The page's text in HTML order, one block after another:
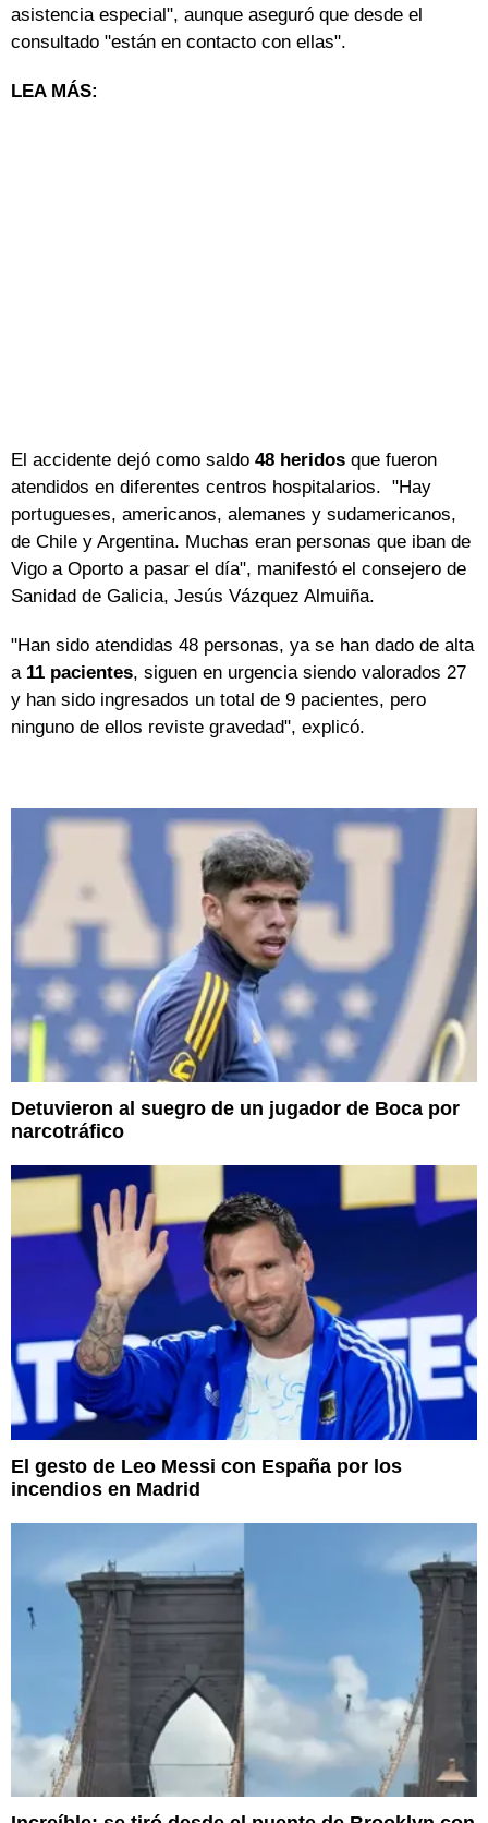
asistencia especial", aunque aseguró que desde el
consultado "están en contacto con ellas".
LEA MÁS:
El accidente dejó como saldo 48 heridos que fueron
atendidos en diferentes centros hospitalarios. "Hay
portugueses, americanos, alemanes y sudamericanos,
de Chile y Argentina. Muchas eran personas que iban de
Vigo a Oporto a pasar el día", manifestó el consejero de
Sanidad de Galicia, Jesús Vázquez Almuiña.
"Han sido atendidas 48 personas, ya se han dado de alta
a 11 pacientes, siguen en urgencia siendo valorados 27
y han sido ingresados un total de 9 pacientes, pero
ninguno de ellos reviste gravedad", explicó.
Detuvieron al suegro de un jugador de Boca por
narcotráfico
El gesto de Leo Messi con España por los
incendios en Madrid